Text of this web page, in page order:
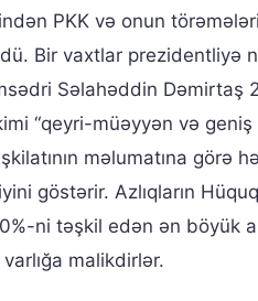
PKK və onun
Bir vaxtlar prezidentliyə
Səlahəddin Dəmirtaş
“qeyri-müəyyən və geniş
məlumatına görə
göstərir. Azlıqların
ni təşkil edən ən böyük
malikdirlər.